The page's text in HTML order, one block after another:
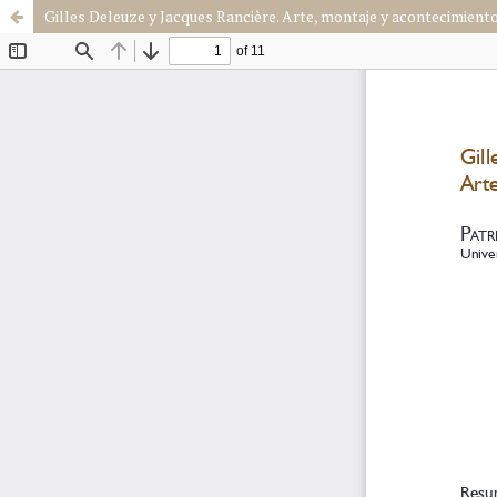
Gilles Deleuze y Jacques Rancière. Arte, montaje y